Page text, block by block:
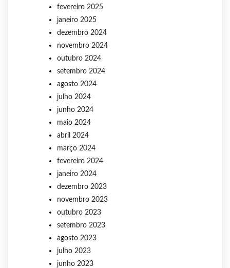
fevereiro 2025
janeiro 2025
dezembro 2024
novembro 2024
outubro 2024
setembro 2024
agosto 2024
julho 2024
junho 2024
maio 2024
abril 2024
março 2024
fevereiro 2024
janeiro 2024
dezembro 2023
novembro 2023
outubro 2023
setembro 2023
agosto 2023
julho 2023
junho 2023